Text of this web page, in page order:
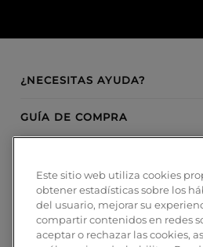
¿NECESITAS AYUDA?
GUÍA DE COMPRA
INSPIRATION
MÉTODOS DE PAGO
Este sitio web utiliza cookies
obtener estadísticas sobre los
del usuario, mejorar su
compartir contenidos en redes
aceptar o rechazar las cookies,